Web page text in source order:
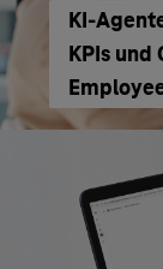
KPIs